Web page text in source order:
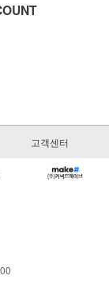
고객센터